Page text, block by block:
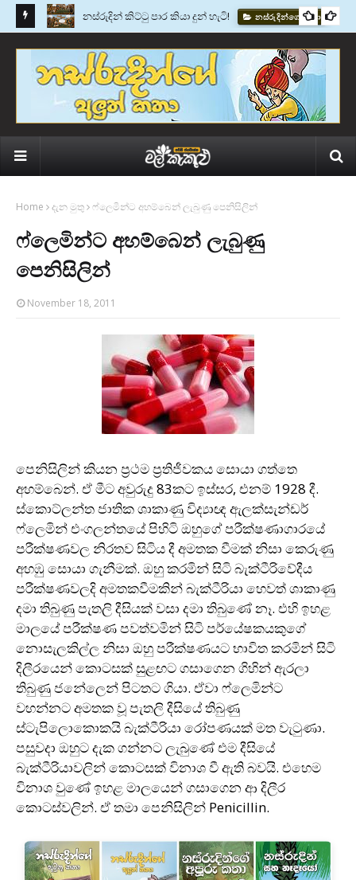
වසර 2600කට පෙර සිටි පෙරළිකාරයා - ඇනෙක්සිමැන්ඩර්
Home දැන මුතු ෆ්ලෙමින්ට අහම්බෙන් ලැබුණු පෙනිසිලින්
ෆ්ලෙමින්ට අහම්බෙන් ලැබුණු
පෙනිසිලින්
November 18, 2011
පෙනිසිලින් කියන ප‍්‍රථම ප‍්‍රතිජීවකය සොයා ගත්තෙ
අහම්බෙන්. ඒ මීට අවුරුදු 83කට ඉස්සර, එනම් 1928 දී.
ස්කොට්ලන්ත ජාතික ශාකාණු විද්‍යාඥ ඇලක්සැන්ඩර්
ෆ්ලෙමින් එංගලන්තයේ පිහිටි ඔහුගේ පරීක්ෂණාගාරයේ
පරීක්ෂණවල නිරතව සිටිය දී අමතක වීමක් නිසා කෙරුණු
අහඹු සොයා ගැනීමක්. ඔහු කරමින් සිටි බැක්ටීරිවේදීය
පරීක්ෂණවලදි අමතකවීමකින් බැක්ටීරියා හෙවත් ශාකාණු
දමා තිබුණු පැතලි දීසියක් වසා දමා තිබුණේ නෑ. එහි ඉහළ
මාලයේ පරීක්ෂණ පවත්වමින් සිටි පර්යේෂකයකුගේ
නොසැලකිල්ල නිසා ඔහු පරීක්ෂණයට භාවිත කරමින් සිටි
දිලීරයෙන් කොටසක් සුළඟට ගසාගෙන ගිහින් ඇරලා
තිබුණු ජනේලෙන් පිටතට ගියා. ඒවා ෆ්ලෙමින්ට
වහන්නට අමතක වූ පැතලි දීසියේ තිබුණු
ස්ටැපිලොකොකයි බැක්ටීරියා රෝපණයක් මත වැටුණා.
පසුවදා ඔහුට දැක ගන්නට ලැබුණේ එම දීසියේ
බැක්ටීරියාවලින් කොටසක් විනාශ වී ඇති බවයි. එහෙම
විනාශ වුණේ ඉහළ මාලයෙන් ගසාගෙන ආ දිලීර
කොටස්වලින්. ඒ තමා පෙනිසිලින් Penicillin.